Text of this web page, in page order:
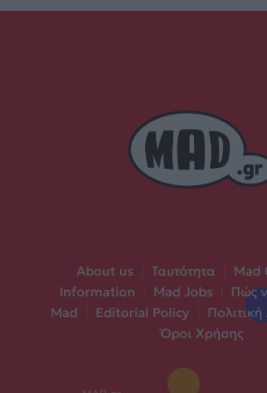
About us Ταυτότητα
Mad
Information
Mad Jobs
Πώς
Mad
Editorial Policy
Όροι Χρήσης